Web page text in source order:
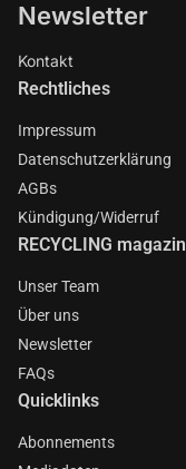
Newsletter
Kontakt
Rechtliches
Impressum
Datenschutzerklärung
AGBs
Kündigung/Widerruf
RECYCLING magazin
Unser Team
Über uns
Newsletter
FAQs
Quicklinks
Abonnements